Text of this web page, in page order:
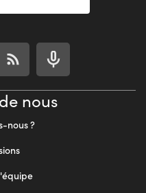
nous
nous ?